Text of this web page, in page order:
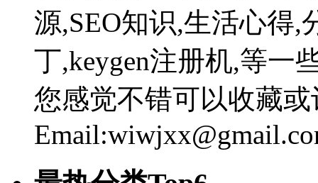
源,SEO知识,生活心得,
丁,keygen注册机,等一
您感觉不错可以收藏